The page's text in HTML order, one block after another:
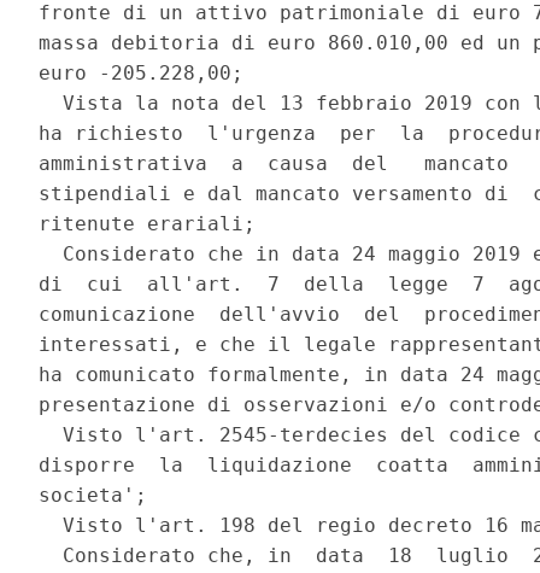
fronte di un attivo patrimoniale di euro
massa debitoria di euro 860.010,00 ed
euro -205.228,00;
Vista la nota del 13 febbraio 2019 con
ha richiesto  l'urgenza  per  la
amministrativa  a  causa  del   mancato
stipendiali e dal mancato versamento
ritenute erariali;
Considerato che in data 24 maggio 2019
di  cui  all'art.  7  della  legge  7
comunicazione  dell'avvio  del
interessati, e che il legale
ha comunicato formalmente, in data 24
presentazione di osservazioni e/o
Visto l'art. 2545-terdecies del codice
disporre  la  liquidazione  coatta
societa';
Visto l'art. 198 del regio decreto 16
Considerato che, in  data  18  luglio